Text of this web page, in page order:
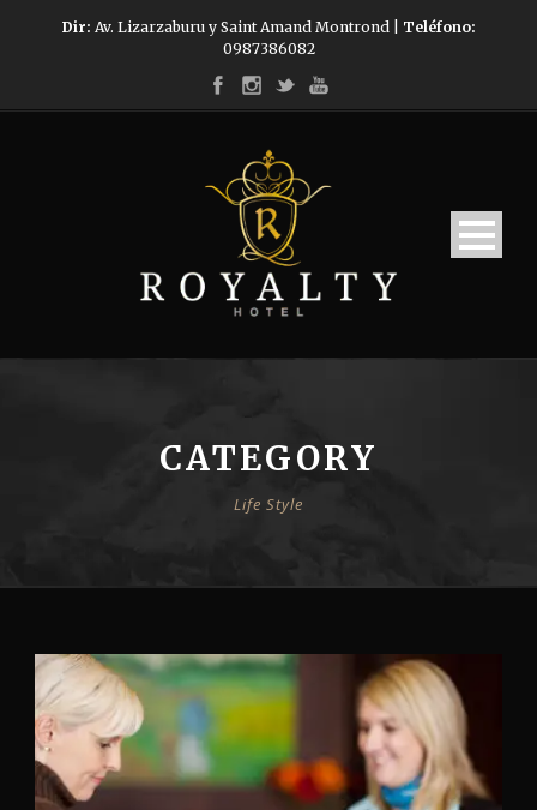
Dir: Av. Lizarzaburu y Saint Amand Montrond | Teléfono:
0987386082
CATEGORY
Life Style